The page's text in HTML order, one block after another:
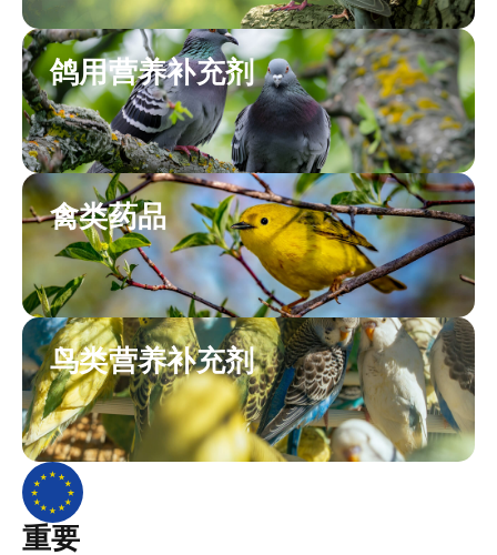
鸽用营养补充剂
禽类药品
鸟类营养补充剂
重要